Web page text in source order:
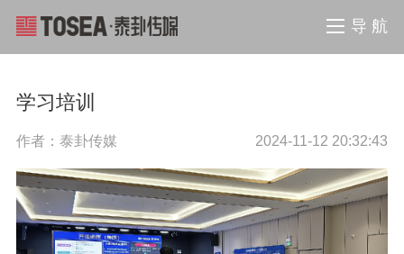
导 航
学习培训
作者：泰卦传媒 2024-11-12 20:32:43